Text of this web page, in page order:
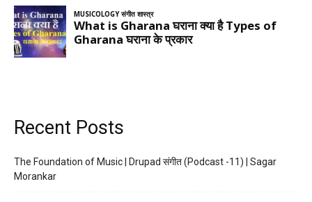
Recent Posts
The Foundation of Music | Drupad संगीत (Podcast -11) | Sagar
Morankar